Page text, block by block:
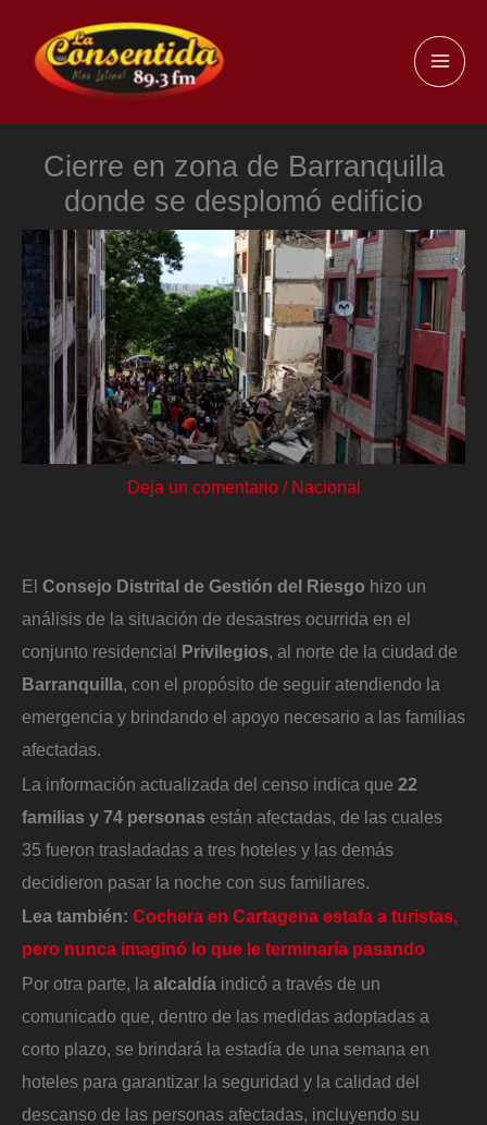
contenido
Cierre en zona de Barranquilla
donde se desplomó edificio
Deja un comentario / Nacional
El Consejo Distrital de Gestión del Riesgo hizo un
análisis de la situación de desastres ocurrida en el
conjunto residencial Privilegios, al norte de la ciudad de
Barranquilla, con el propósito de seguir atendiendo la
emergencia y brindando el apoyo necesario a las familias
afectadas.
La información actualizada del censo indica que 22
familias y 74 personas están afectadas, de las cuales
35 fueron trasladadas a tres hoteles y las demás
decidieron pasar la noche con sus familiares.
Lea también: Cochera en Cartagena estafa a turistas,
pero nunca imaginó lo que le terminaría pasando
Por otra parte, la alcaldía indicó a través de un
comunicado que, dentro de las medidas adoptadas a
corto plazo, se brindará la estadía de una semana en
hoteles para garantizar la seguridad y la calidad del
descanso de las personas afectadas, incluyendo su